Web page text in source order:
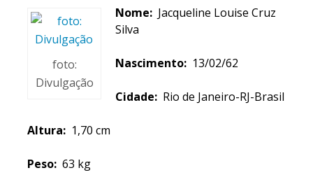
foto:
Divulgação
Nome: Jacqueline Louise Cruz
Silva
Nascimento: 13/02/62
Cidade: Rio de Janeiro-RJ-Brasil
Altura: 1,70 cm
Peso: 63 kg